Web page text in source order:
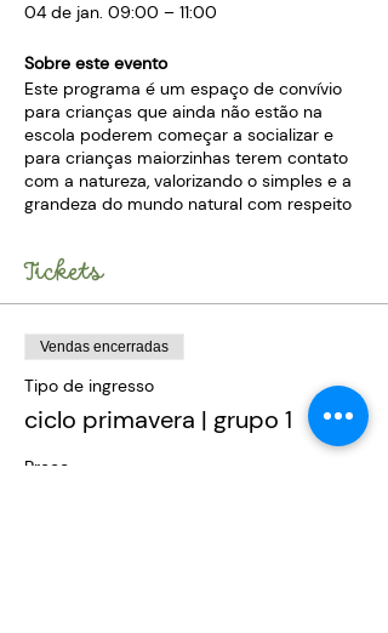
04 de jan. 09:00 – 11:00
Sobre este evento
Este programa é um espaço de convívio
para crianças que ainda não estão na
escola poderem começar a socializar e
para crianças maiorzinhas terem contato
com a natureza, valorizando o simples e a
grandeza do mundo natural com respeito
encontros há um mix dessas idades.
vemos que os pais fazem trocas
Descrição do encontro
Tickets
Vendas encerradas
Tipo de ingresso
ciclo primavera | grupo 1
Preço